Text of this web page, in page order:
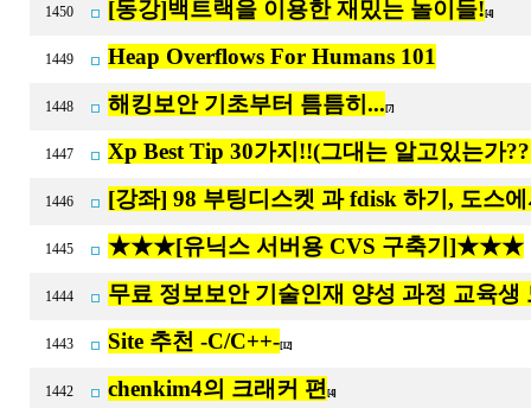
1450 [동강]백트랙을 이용한 재밌는 놀이들! [4]
1449 Heap Overflows For Humans 101
1448 해킹보안 기초부터 틈틈히... [7]
1447 Xp Best Tip 30가지!!(그대는 알고있는가
1446 [강좌] 98 부팅디스켓 과 fdisk 하기, 도스
1445 ★★★[유닉스 서버용 CVS 구축기]★★★
1444 무료 정보보안 기술인재 양성 과정 교육생
1443 Site 추천 -C/C++-[12]
1442 chenkim4의 크래커 편 [4]